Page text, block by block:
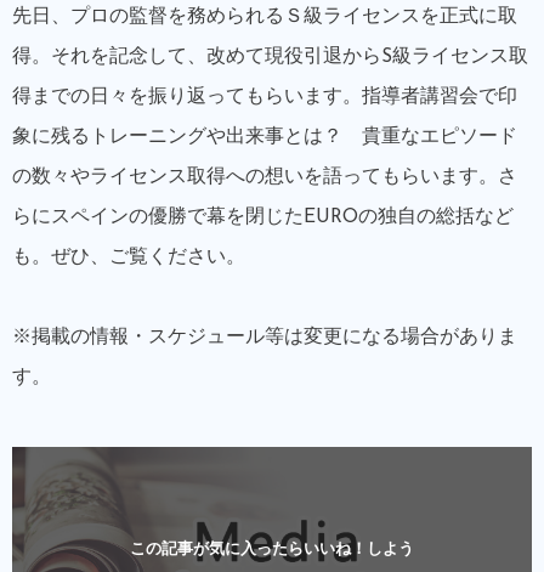
先日、プロの監督を務められるＳ級ライセンスを正式に取
得。それを記念して、改めて現役引退からS級ライセンス取
得までの日々を振り返ってもらいます。指導者講習会で印
象に残るトレーニングや出来事とは？ 貴重なエピソード
の数々やライセンス取得への想いを語ってもらいます。さ
らにスペインの優勝で幕を閉じたEUROの独自の総括など
も。ぜひ、ご覧ください。
※掲載の情報・スケジュール等は変更になる場合がありま
す。
この記事が気に入ったらいいね！しよう